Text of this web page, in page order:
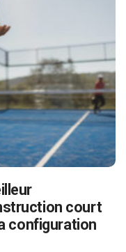
court
configuration